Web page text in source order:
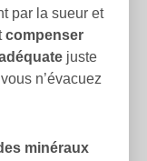
par la sueur et
compenser
juste
n’évacuez
minéraux